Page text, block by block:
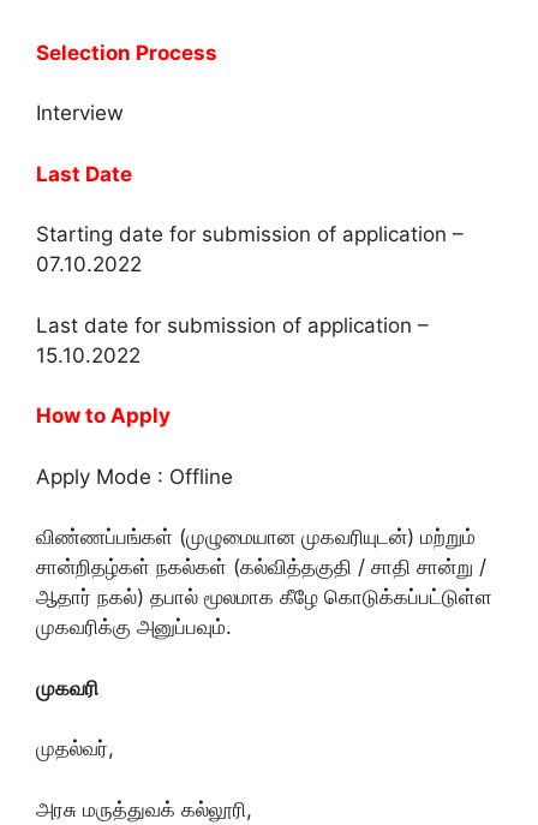
Selection Process
Interview
Last Date
Starting date for submission of application –
07.10.2022
Last date for submission of application –
15.10.2022
How to Apply
Apply Mode : Offline
விண்ணப்பங்கள் (முழுமையான முகவரியுடன்) மற்றும்
சான்றிதழ்கள் நகல்கள் (கல்வித்தகுதி / சாதி சான்று /
ஆதார் நகல்) தபால் மூலமாக கீழே கொடுக்கப்பட்டுள்ள
முகவரிக்கு அனுப்பவும்.
முகவரி
முதல்வர்,
அரசு மருத்துவக் கல்லூரி,